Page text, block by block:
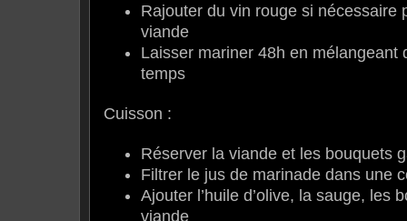
Rajouter du vin rouge si nécessaire
viande
Laisser mariner 48h en mélangeant
temps
Cuisson :
Réserver la viande et les bouquets
Filtrer le jus de marinade dans une
Ajouter l’huile d’olive, la sauge, les
viande